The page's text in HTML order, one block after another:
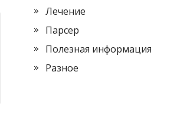
Лечение
Парсер
Полезная информация
Разное